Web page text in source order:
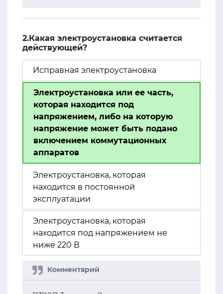
2.Какая электроустановка считается
действующей?
Исправная электроустановка
Электроустановка или ее часть,
которая находится под
напряжением, либо на которую
напряжение может быть подано
включением коммутационных
аппаратов
Электроустановка, которая
находится в постоянной
эксплуатации
Электроустановка, которая
находится под напряжением не
ниже 220 В